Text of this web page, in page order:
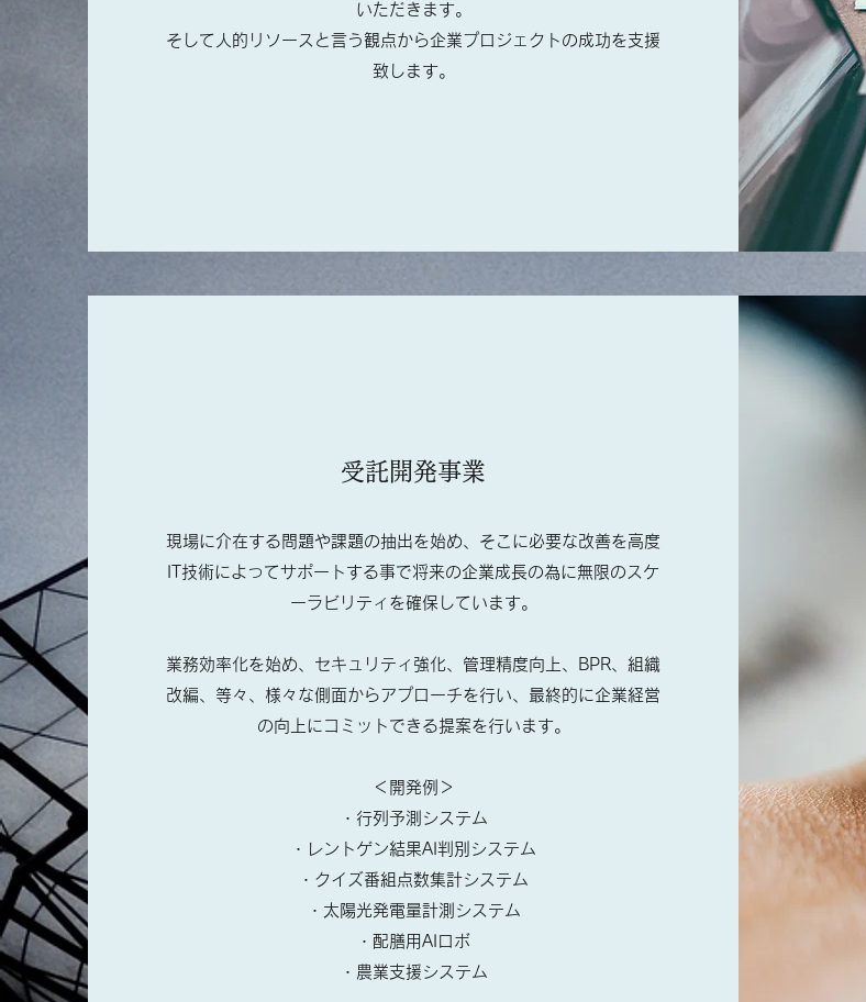
いただきます。
そして人的リソースと言う観点から企業プロジェクトの成功を支援
致します。
​​受託開発事業
現場に介在する問題や課題の抽出を始め、そこに必要な改善を高度
IT技術によってサポートする事で将来の企業成長の為に無限のスケ
ーラビリティを確保しています。
業務効率化を始め、セキュリティ強化、管理精度向上、BPR、組織
改編、等々、様々な側面からアプローチを行い、最終的に企業経営
の向上にコミットできる提案を行います。
＜開発例＞
・行列予測システム
・レントゲン結果AI判別システム
・クイズ番組点数集計システム
・太陽光発電量計測システム
・配膳用AIロボ
​・農業支援システム